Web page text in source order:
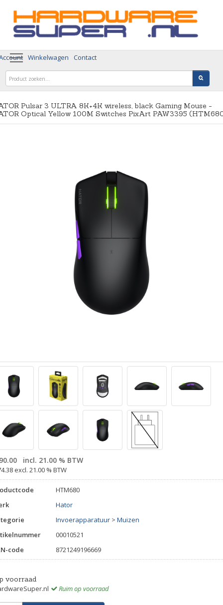
Winkelwagen Contact
Pulsar 3 ULTRA 8K+4K wireless, black Gaming Mouse -
Optical Yellow 100M Switches PixArt PAW3395
incl. 21.00 % BTW
excl. 21.00 % BTW
HTM680
Hator
Invoerapparatuur > Muizen
00010521
code
8721249196669
voorraad
Ruim op voorraad